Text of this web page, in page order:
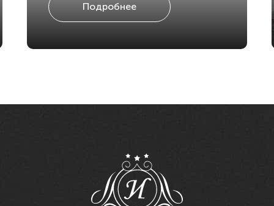
Подробнее